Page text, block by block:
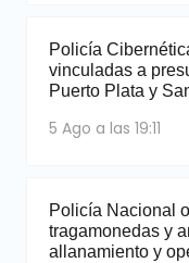
Policía
vinculadas a
Puerto Plata y
5 Ago a las 19:11
Policía Nacional
tragamonedas y
allanamiento y